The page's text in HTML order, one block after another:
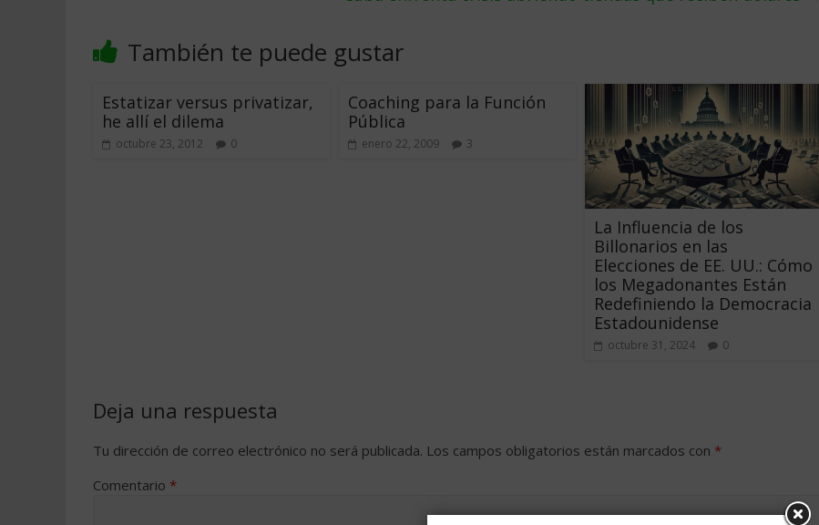
También te puede gustar
Estatizar versus privatizar,
he allí el dilema
octubre 23, 2012 0
Coaching para la Función
Pública
enero 22, 2009 3
La Influencia de los
Billonarios en las
Elecciones de EE. UU.: Cómo
los Megadonantes Están
Redefiniendo la Democracia
Estadounidense
octubre 31, 2024 0
Deja una respuesta
Tu dirección de correo electrónico no será publicada. Los campos obligatorios están marcados con *
Comentario *